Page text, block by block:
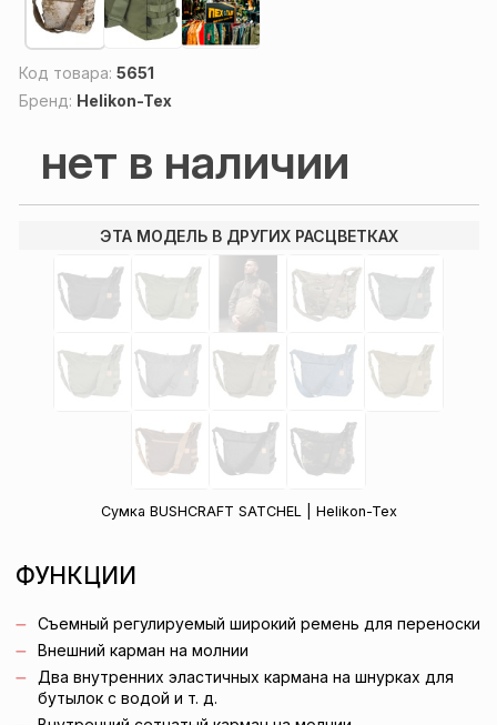
Код товара: 5651
Бренд: Helikon-Tex
нет в наличии
ЭТА МОДЕЛЬ В ДРУГИХ РАСЦВЕТКАХ
Сумка BUSHCRAFT SATCHEL | Helikon-Tex
ФУНКЦИИ
Съемный регулируемый широкий ремень для переноски
Внешний карман на молнии
Два внутренних эластичных кармана на шнурках для
бутылок с водой и т. д.